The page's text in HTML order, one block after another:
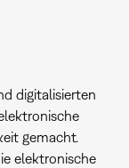
digitalisierten
gemacht.
elektronische